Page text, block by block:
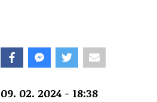
09. 02. 2024 - 18:38